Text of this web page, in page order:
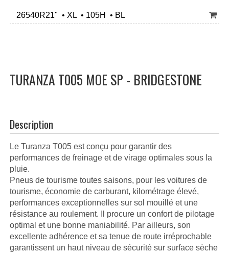
26540R21" • XL • 105H • BL
TURANZA T005 MOE SP - BRIDGESTONE
Description
Le Turanza T005 est conçu pour garantir des
performances de freinage et de virage optimales sous la
pluie.
Pneus de tourisme toutes saisons, pour les voitures de
tourisme, économie de carburant, kilométrage élevé,
performances exceptionnelles sur sol mouillé et une
résistance au roulement. Il procure un confort de pilotage
optimal et une bonne maniabilité. Par ailleurs, son
excellente adhérence et sa tenue de route irréprochable
garantissent un haut niveau de sécurité sur surface sèche